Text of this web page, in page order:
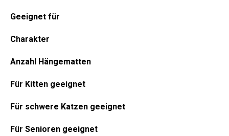
Geeignet für
Charakter
Anzahl Hängematten
Für Kitten geeignet
Für schwere Katzen geeignet
Für Senioren geeignet